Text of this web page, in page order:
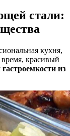
стали:
кухня,
красивый
гастроемкости из